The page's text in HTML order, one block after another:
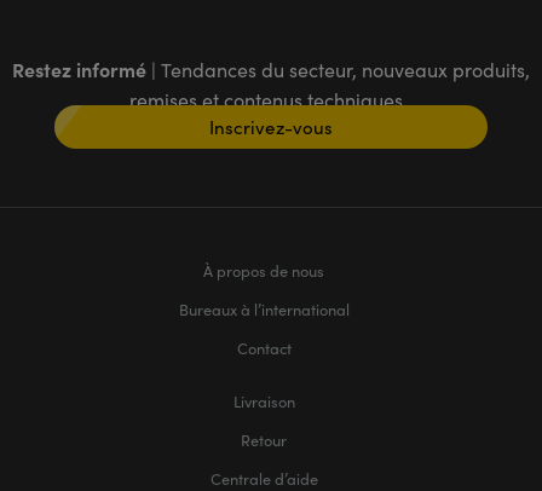
Restez informé | Tendances du secteur, nouveaux produits,
remises et contenus techniques
Inscrivez-vous
À propos de nous
Bureaux à l’international
Contact
Livraison
Retour
Centrale d’aide